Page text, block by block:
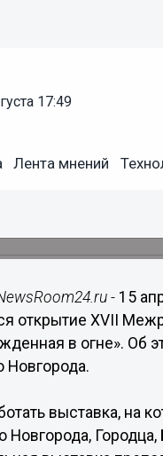
17:49
Лента мнений
и
- 15
открытие XVII
в огне». Об
выставка, на
Новгорода,